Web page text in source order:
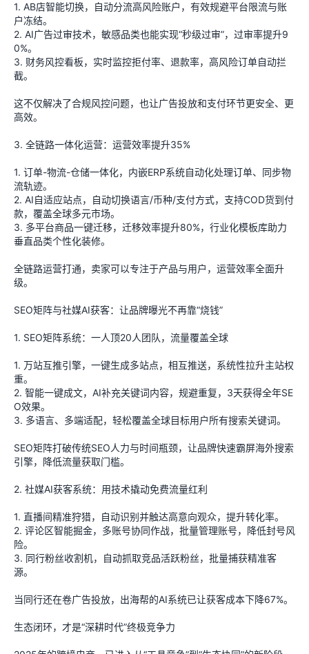
1. AB店智能切换，自动分流高风险账户，有效规避平台限流与账
户冻结。
2. AI广告过审技术，敏感品类也能实现“秒级过审”，过审率提升9
0%。
3. 财务风控看板，实时监控拒付率、退款率，高风险订单自动拦
截。
这不仅解决了合规风控问题，也让广告投放和支付环节更安全、更
高效。
3. 全链路一体化运营：运营效率提升35%
1. 订单-物流-仓储一体化，内嵌ERP系统自动化处理订单、同步物
流轨迹。
2. AI自适应站点，自动切换语言/币种/支付方式，支持COD货到付
款，覆盖全球多元市场。
3. 多平台商品一键迁移，迁移效率提升80%，行业化模板库助力
垂直品类个性化装修。
全链路运营打通，卖家可以专注于产品与用户，运营效率全面升
级。
SEO矩阵与社媒AI获客：让品牌曝光不再靠“烧钱”
1. SEO矩阵系统：一人顶20人团队，流量覆盖全球
1. 万站互推引擎，一键生成多站点，相互推送，系统性拉升主站权
重。
2. 智能一键成文，AI补充关键词内容，规避重复，3天获得全年SE
O效果。
3. 多语言、多端适配，轻松覆盖全球目标用户所有搜索关键词。
SEO矩阵打破传统SEO人力与时间瓶颈，让品牌快速霸屏海外搜索
引擎，降低流量获取门槛。
2. 社媒AI获客系统：用技术撬动免费流量红利
1. 直播间精准狩猎，自动识别并触达高意向观众，提升转化率。
2. 评论区智能掘金，多账号协同作战，批量管理账号，降低封号风
险。
3. 同行粉丝收割机，自动抓取竞品活跃粉丝，批量捕获精准客
源。
当同行还在卷广告投放，出海帮的AI系统已让获客成本下降67%。
生态闭环，才是“深耕时代”终极竞争力